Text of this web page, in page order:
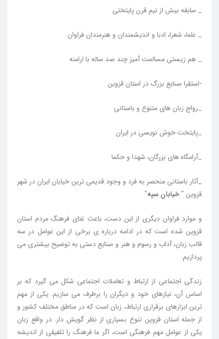
_ سابقه بیش از نیم قرن پایتختی
_ علما، شعرا، ادبا و اندیشمندان و هنرمندان فراوان
_ هم زیستی مسالمت آمیز چند صد ساله با ارامنه
-استقرا صنایع بزرگ در استان قزوین
_رواج زبان های متنوع و باستانی
_پایتخت خوش نویسی در ایران
_آرامگاه های بزرگان، شهدا و حکما
_آثار باستانی منحصر به فرد و وجود قدیمی ترین خیابان ایران در شهر
قزوین "خیابان سپه"
و موارد فراوان دیگری از این دست، باعث غنای فرهنگ مردم استان
قزوین شده است که در ادامه درباره ی برخی از این عوامل در سه
قالب زبان، آداب و رسوم و هنر و صنایع دستی به توضیح بیشتری می
پردازیم.
زندگی اجتماعی از ارتباط و تعاملات اجتماعی شکل می گیرد که بر
اساس آن، نیازهای خود و دیگران را برطرف می سازیم. یکی از مهم
ترین ابزارهای برقراری ارتباط، زبان است که در مناطق مختلف کشور و
از جمله استان قزوین تنوع بسیاری از نظر گویش دار. در واقع زبان
یکی از عوامل مهم فرهنگی است، اگر ما فرهنگ را تلفیقی از اندیشه